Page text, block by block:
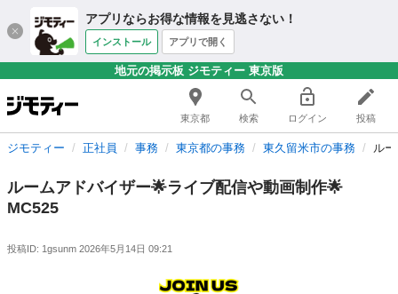
アプリならお得な情報を見逃さない！
インストール アプリで開く
地元の掲示板 ジモティー 東京版
東京都 検索 ログイン 投稿
ジモティー 正社員 事務 東京都の事務 東久留米市の事務 ル
ルームアドバイザー🌟ライブ配信や動画制作🌟
MC525
投稿ID: 1gsunm 2026年5月14日 09:21